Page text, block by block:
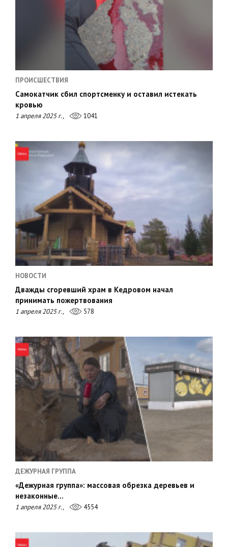
ПРОИСШЕСТВИЯ
Самокатчик сбил спортсменку и оставил истекать
кровью
1 апреля 2025 г., 1041
НОВОСТИ
Дважды сгоревший храм в Кедровом начал
принимать пожертвования
1 апреля 2025 г., 578
ДЕЖУРНАЯ ГРУППА
«Дежурная группа»: массовая обрезка деревьев и
незаконные…
1 апреля 2025 г., 4554